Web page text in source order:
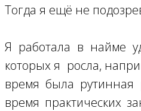
Тогда я ещё не
Я работала в найме
которых я росла,
время была рутинная
время практических